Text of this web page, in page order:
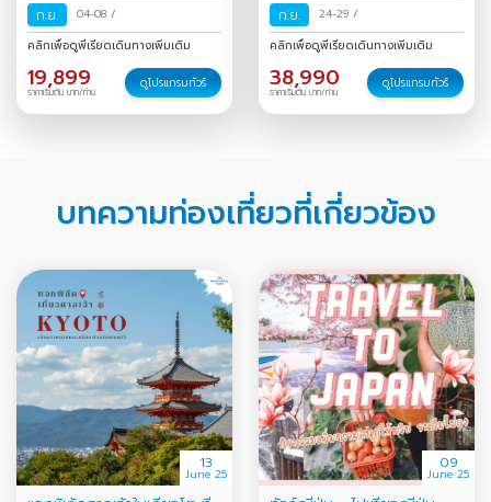
ก.ย. 04-08 /
คลิกเพื่อดูพีเรียดเดินทางเพิ่มเติม
19,899
ราคาเริ่มต้น บาท/ท่าน
ดูโปรแกรมทัวร์
ก.ย. 24-29 /
คลิกเพื่อดูพีเรียดเดินทางเพิ่มเติม
38,990
ราคาเริ่มต้น บาท/ท่าน
ดูโปรแกรมทัวร์
บทความท่องเที่ยวที่เกี่ยวข้อง
13
June 25
09
June 25